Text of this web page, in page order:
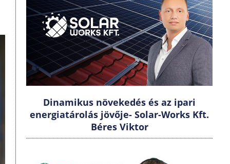
Dinamikus növekedés és az ipari
energiatárolás jövője- Solar-Works Kft.
Béres Viktor